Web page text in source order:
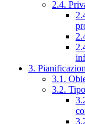
2.4.
3.
3.1.
3.2.